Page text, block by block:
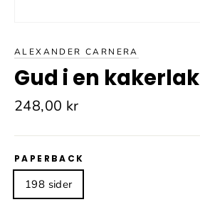
ALEXANDER CARNERA
Gud i en kakerlak
Normalpris
248,00 kr
PAPERBACK
198 sider